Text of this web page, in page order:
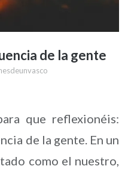
de la gente
que reflexionéis:
de la gente. En un
como el nuestro,